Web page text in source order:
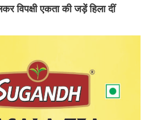
विपक्षी एकता की जड़ें हिला दीं